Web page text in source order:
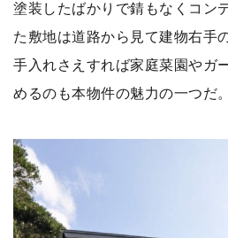
塗装したばかりで錆もなくコン
た敷地は道路から見て建物右手
手入れさえすれば家庭菜園やガ
めるのも本物件の魅力の一つだ。